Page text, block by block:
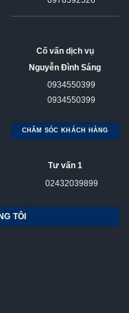
Cố vấn dịch vụ
Nguyễn Đình Sáng
0934550399
0934550399
CHĂM SÓC KHÁCH HÀNG
Tư vấn 1
02432039899
TÔI